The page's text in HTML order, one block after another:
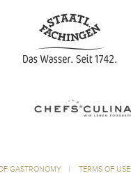
GASTRONOMY | TERMS OF USE